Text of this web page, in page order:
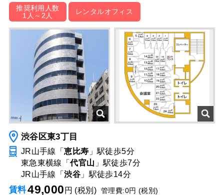
推奨利用人数
1人～2人
レンタルオフィス
渋谷区東3丁目
JR山手線「恵比寿 」駅徒歩5分
東急東横線「代官山 」駅徒歩7分
JR山手線「渋谷 」駅徒歩14分
賃料49,000円 (税別) 管理費:0円 (税別)